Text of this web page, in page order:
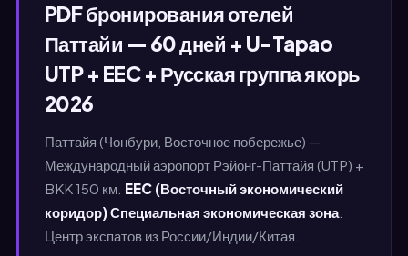
PDF бронирования отелей
Паттайи — 60 дней + U-Tapao
UTP + EEC + Русская группа якорь
2026
Паттайя (Чонбури, Восточное побережье) —
Международный аэропорт Рэйонг-Паттайя (UTP) +
BKK 150 км. EEC (Восточный экономический
коридор) Специальная экономическая зона.
Центр экспатов из России/Индии/Китая.